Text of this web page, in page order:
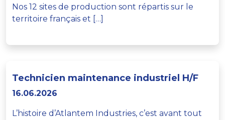
Nos 12 sites de production sont répartis sur le
territoire français et […]
Technicien maintenance industriel H/F
16.06.2026
L’histoire d’Atlantem Industries, c’est avant tout